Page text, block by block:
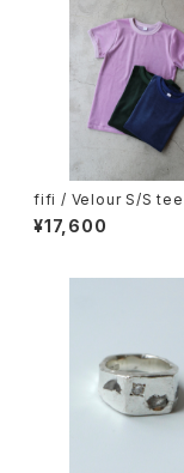
fifi / Velour S/S tee
¥17,600